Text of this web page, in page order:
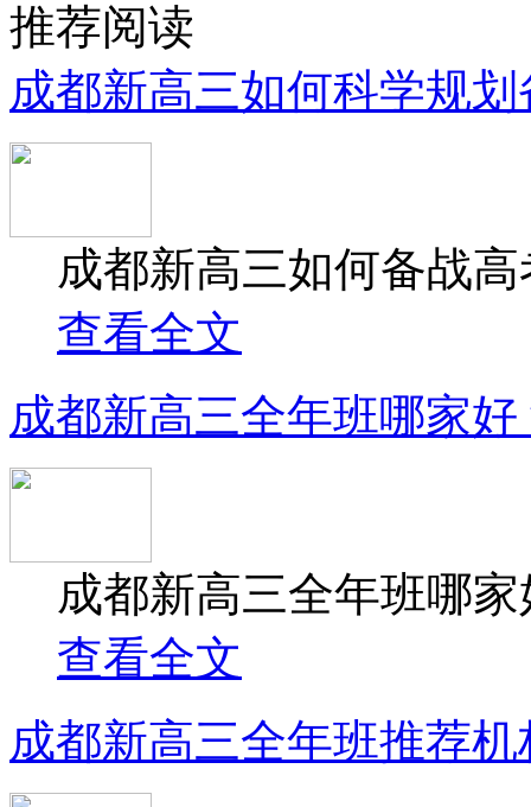
推荐阅读
成都新高三如何科学规
成都新高三如何备战
查看全文
成都新高三全年班哪家好
成都新高三全年班哪
查看全文
成都新高三全年班推荐机